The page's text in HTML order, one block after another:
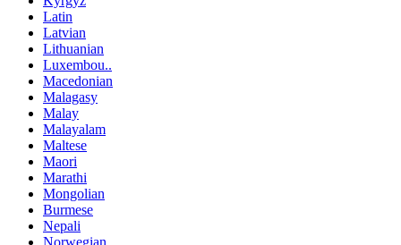
Latin
Latvian
Lithuanian
Luxembou..
Macedonian
Malagasy
Malay
Malayalam
Maltese
Maori
Marathi
Mongolian
Burmese
Nepali
Norwegian